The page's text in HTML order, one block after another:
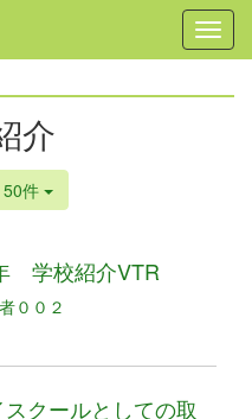
介
50件
学校紹介VTR
００２
スクールとしての取